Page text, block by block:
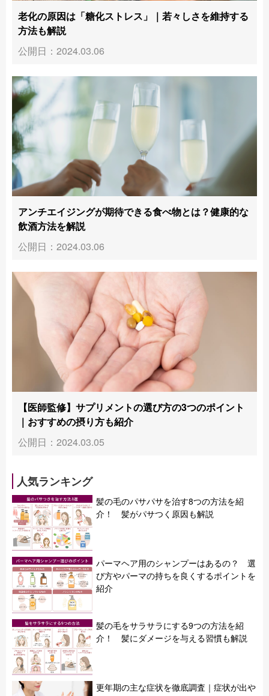
老化の原因は「糖化ストレス」｜若々しさを維持する
方法も解説
公開日：2024.03.06
アンチエイジングが期待できる食べ物とは？健康的な
飲酒方法を解説
公開日：2024.03.06
【医師監修】サプリメントの選び方の3つのポイント
｜おすすめの摂り方も紹介
公開日：2024.03.05
人気ランキング
髪の毛のパサパサを治す8つの方法を紹
介！ 髪がパサつく原因も解説
パーマヘア用のシャンプーはあるの？ 選
び方やパーマの持ちを良くするポイントを
紹介
髪の毛をサラサラにする9つの方法を紹
介！ 髪にダメージを与える習慣も解説
更年期の主な症状を徹底調査｜症状が出や